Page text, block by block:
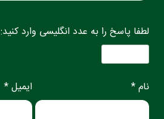
لطفا پاسخ را به عدد انگلیسی وارد کنید:
نام * ایمیل *